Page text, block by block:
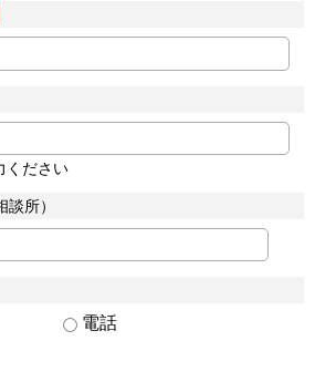
ください
所）
電話